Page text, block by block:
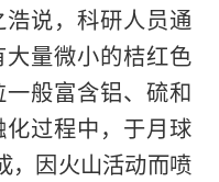
说，科研人员通
量微小的桔红色
般富含铝、硫和
过程中，于月球
，因火山活动而喷